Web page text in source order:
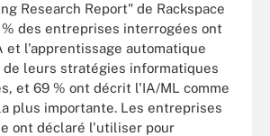
Research Report" de Rackspace
% des entreprises interrogées ont
et l'apprentissage automatique
leurs stratégies informatiques
et 69 % ont décrit l'IA/ML comme
plus importante. Les entreprises
ont déclaré l'utiliser pour